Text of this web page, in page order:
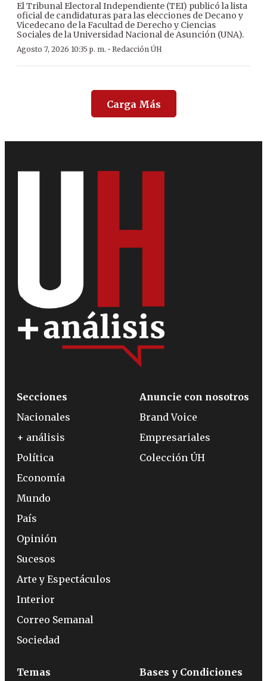
El Tribunal Electoral Independiente (TEI) publicó la lista
oficial de candidaturas para las elecciones de Decano y
Vicedecano de la Facultad de Derecho y Ciencias
Sociales de la Universidad Nacional de Asunción (UNA).
Agosto 7, 2026 10:35 p. m. · Redacción ÚH
Carga Más
Secciones
Nacionales
+ análisis
Política
Economía
Mundo
País
Opinión
Sucesos
Arte y Espectáculos
Interior
Correo Semanal
Sociedad
Anuncie con nosotros
Brand Voice
Empresariales
Colección ÚH
Temas Bases y Condiciones